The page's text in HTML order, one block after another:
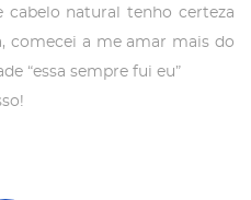
cabelo natural tenho certeza
comecei a me amar mais do
“essa sempre fui eu”